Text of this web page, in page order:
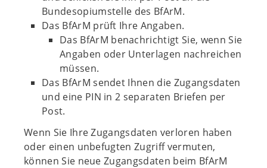
Bundesopiumstelle des BfArM.
Das BfArM prüft Ihre Angaben.
Das BfArM benachrichtigt Sie, wenn Sie
Angaben oder Unterlagen nachreichen
müssen.
Das BfArM sendet Ihnen die Zugangsdaten
und eine PIN in 2 separaten Briefen per
Post.
Wenn Sie Ihre Zugangsdaten verloren haben
oder einen unbefugten Zugriff vermuten,
können Sie neue Zugangsdaten beim BfArM